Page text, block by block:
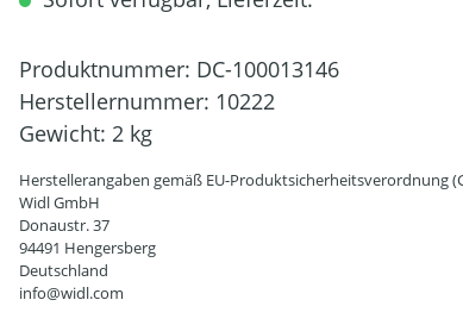
Produktnummer: DC-100013146
Herstellernummer: 10222
Gewicht: 2 kg
Herstellerangaben gemäß EU-Produktsicherheitsverordnung
Widl GmbH
Donaustr. 37
94491 Hengersberg
Deutschland
info@widl.com